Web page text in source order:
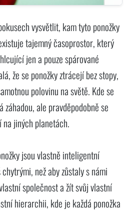
vysvětlit, kam tyto ponožky
tajemný časoprostor, který
jen a pouze spárované
že se ponožky ztrácejí bez stopy,
polovinu na světě. Kde se
ale pravděpodobně se
jiných planetách.
jsou vlastně inteligentní
než aby zůstaly s námi
společnost a žít svůj vlastní
hierarchii, kde je každá ponožka